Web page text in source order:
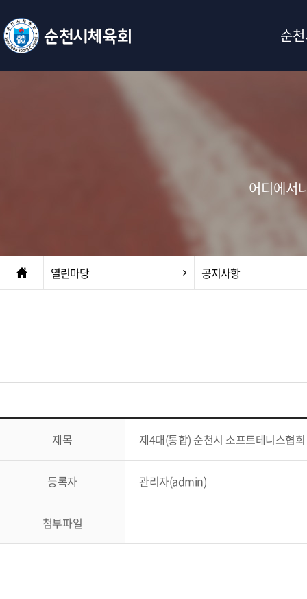
순
어디에서
열린마당 공지사항
제목 제4대(통합) 순천시 소프트테니스협
등록자 관리자(admin)
첨부파일